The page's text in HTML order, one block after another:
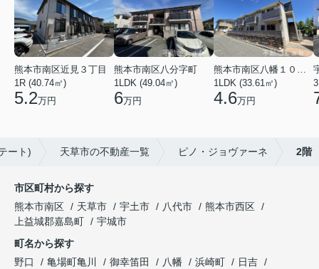
熊本市南区近見３丁目
1R (40.74㎡)
5.2万円
熊本市南区八分字町
1LDK (49.04㎡)
6万円
熊本市南区八幡１０丁目
1LDK (33.61㎡)
4.6万円
ート) 天草市の不動産一覧 ピノ・ジョヴァーネ 2階
市区町村から探す
熊本市南区
天草市 宇土市 八代市
熊本市西区
上益城郡嘉島町
宇城市
町名から探す
野口
亀場町亀川 御幸笛田 八幡 浜崎町
日吉